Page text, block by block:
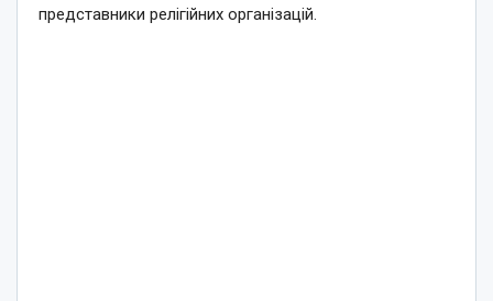
представники релігійних організацій.